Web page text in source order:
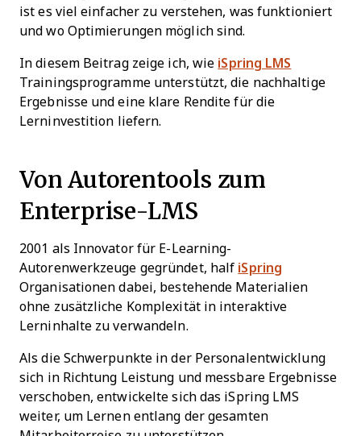
ist es viel einfacher zu verstehen, was funktioniert
und wo Optimierungen möglich sind.
In diesem Beitrag zeige ich, wie iSpring LMS
Trainingsprogramme unterstützt, die nachhaltige
Ergebnisse und eine klare Rendite für die
Lerninvestition liefern.
Von Autorentools zum
Enterprise-LMS
2001 als Innovator für E-Learning-
Autorenwerkzeuge gegründet, half iSpring
Organisationen dabei, bestehende Materialien
ohne zusätzliche Komplexität in interaktive
Lerninhalte zu verwandeln.
Als die Schwerpunkte in der Personalentwicklung
sich in Richtung Leistung und messbare Ergebnisse
verschoben, entwickelte sich das iSpring LMS
weiter, um Lernen entlang der gesamten